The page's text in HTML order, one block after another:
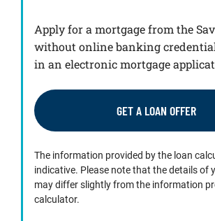
Apply for a mortgage from the
without online banking
in an electronic mortgage
GET A LOAN OFFER
The information provided by the loan
indicative. Please note that the details of
may differ slightly from the information
calculator.